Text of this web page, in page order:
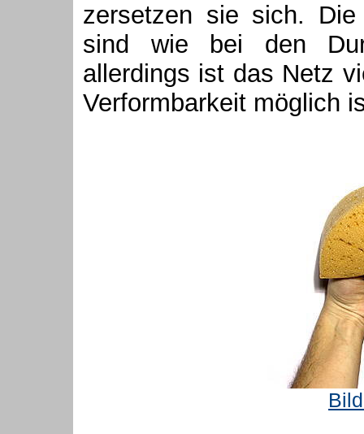
zersetzen sie sich.
sind wie bei den
allerdings ist das Netz
Verformbarkeit möglich